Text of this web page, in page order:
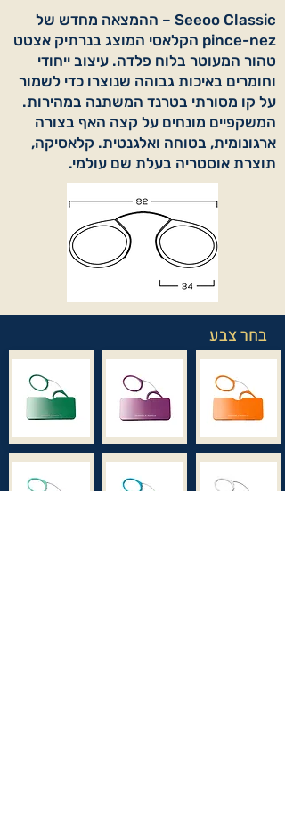
Seeoo Classic – ההמצאה מחדש של
pince-nez הקלאסי המוצג בנרתיק אצטט
טהור המעוטר בלוח פלדה. עיצוב ייחודי
וחומרים באיכות גבוהה שנוצרו כדי לשמור
על קו מסורתי בטרנד המשתנה במהירות.
המשקפיים מונחים על קצה האף בצורה
ארגונומית, בטוחה ואלגנטית. קלאסיקה,
תוצרת אוסטריה בעלת שם עולמי.
בחר צבע